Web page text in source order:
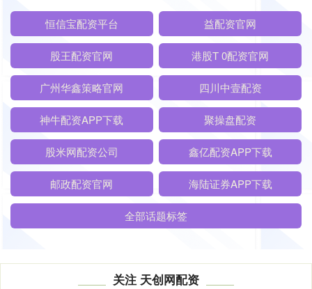
恒信宝配资平台 益配资官网
股王配资官网 港股T 0配资官网
广州华鑫策略官网 四川中壹配资
神牛配资APP下载 聚操盘配资
股米网配资公司 鑫亿配资APP下载
邮政配资官网 海陆证券APP下载
全部话题标签
关注 天创网配资